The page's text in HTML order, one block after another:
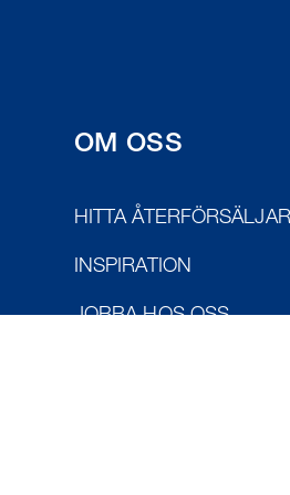
OM OSS
HITTA
INSPIRATION
JOBBA HOS OSS